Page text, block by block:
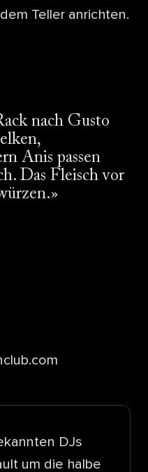
Teller anrichten.
nach Gusto
Anis passen
Das Fleisch vor
DJs
um die halbe